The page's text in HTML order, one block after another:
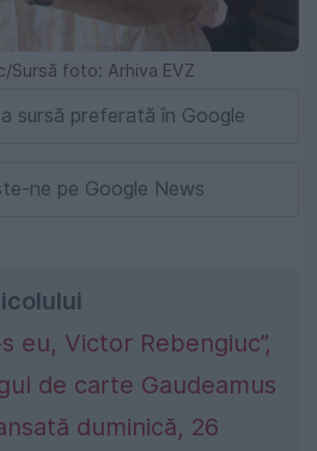
Sursă foto: Arhiva EVZ
sursă preferată în Google
ne pe Google News
eu, Victor Rebengiuc”,
de carte Gaudeamus
duminică, 26